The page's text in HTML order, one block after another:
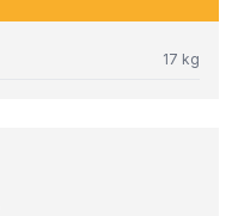
17 kg